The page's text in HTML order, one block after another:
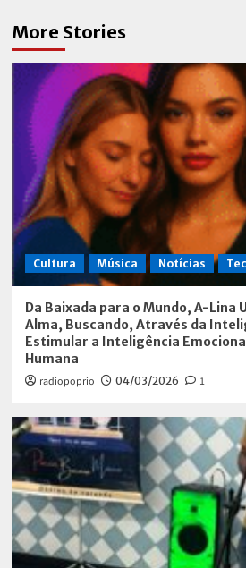
More Stories
Cultura Música Notícias
Da Baixada para o Mundo, A-Lina
Alma, Buscando, Através da
Estimular a Inteligência
Humana
radiopoprio 04/03/2026 1